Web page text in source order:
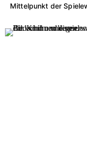
Mittelpunkt der